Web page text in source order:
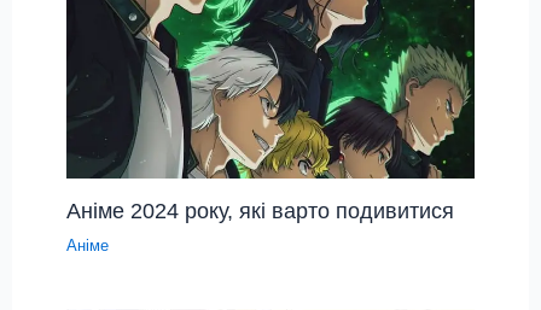
Аніме 2024 року, які варто подивитися
Аніме